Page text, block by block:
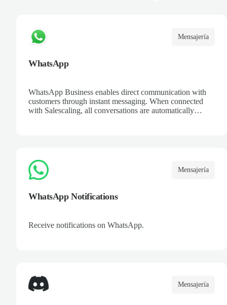
Mensajería
WhatsApp
WhatsApp Business enables direct communication with
customers through instant messaging. When connected
with Salescaling, all conversations are automatically
Mensajería
WhatsApp Notifications
Receive notifications on WhatsApp.
Mensajería